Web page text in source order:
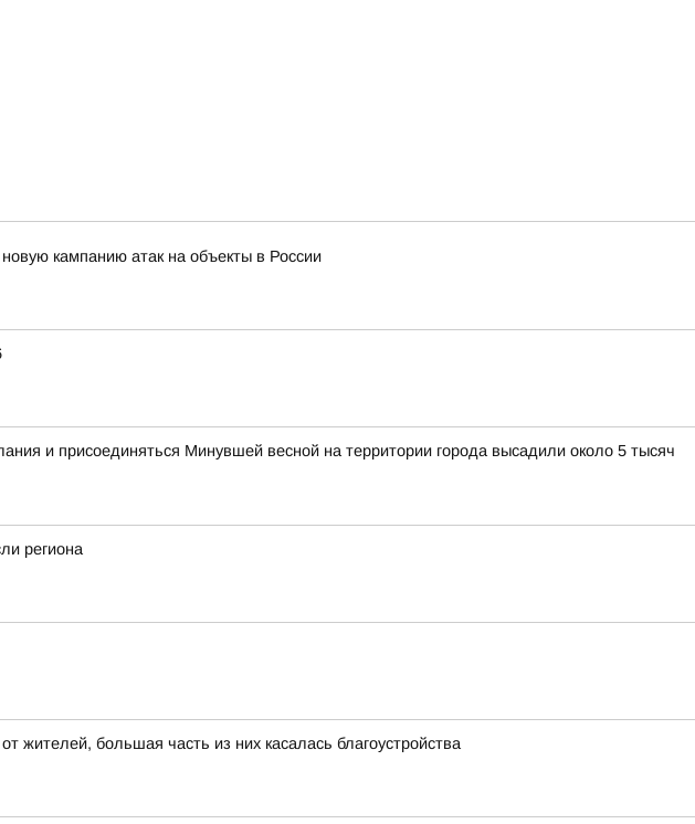
кампанию атак на объекты в России
и присоединяться Минувшей весной на территории города высадили около 5 тысяч
региона
жителей, большая часть из них касалась благоустройства